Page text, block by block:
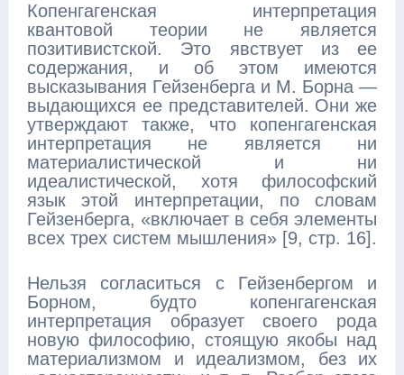
Копенгагенская интерпретация
квантовой теории не является
позитивистской. Это явствует из ее
содержания, и об этом имеются
высказывания Гейзенберга и М. Борна —
выдающихся ее представителей. Они же
утверждают также, что копенгагенская
интерпретация не является ни
материалистической и ни
идеалистической, хотя философский
язык этой интерпретации, по словам
Гейзенберга, «включает в себя элементы
всех трех систем мышления» [9, стр. 16].
Нельзя согласиться с Гейзенбергом и
Борном, будто копенгагенская
интерпретация образует своего рода
новую философию, стоящую якобы над
материализмом и идеализмом, без их